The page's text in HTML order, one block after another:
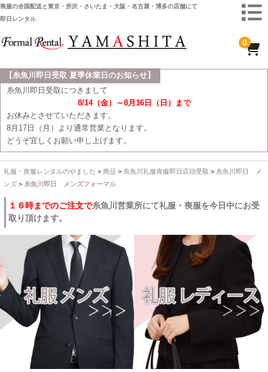
喪服の全国配送と東京・所沢・さいたま・大阪・名古屋・博多の店舗にて
即日レンタル
0
ホーム
受取り場所が選べます
東京即日バイク便
配送・お支払い方法
ご注文の流れ
【糸魚川即日受取 夏季休業日のお知らせ】
糸魚川即日受取につきまして
8/14（金）～8月16日（日）まで
お休みとさせていただきます。
8月17日（月）より通常営業となります。
どうぞ宜しくお願い申し上げます。
礼服・喪服レンタルのやました > 商品> 糸魚川礼服喪服即日店頭受取 > 糸魚川即日 メ
ンズ> 糸魚川即日 メンズフォーマル
１６時までのご注文で糸魚川営業所にて礼服・喪服を今日中にお受
取り頂けます。